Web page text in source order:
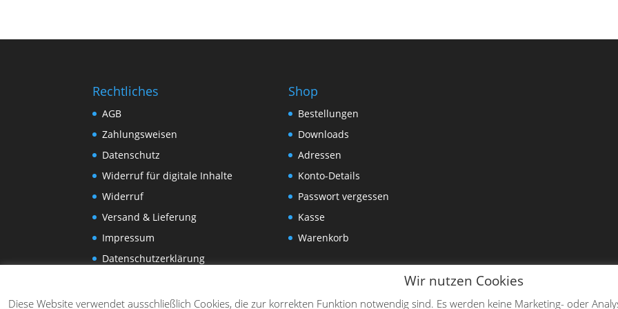
Rechtliches
AGB
Zahlungsweisen
Datenschutz
Widerruf für digitale Inhalte
Widerruf
Versand & Lieferung
Impressum
Datenschutzerklärung
Shop
Bestellungen
Downloads
Adressen
Konto-Details
Passwort vergessen
Kasse
Warenkorb
Wir nutzen Cookies
Diese Website verwendet ausschließlich Cookies, die zur korrekten Funktion notwendig sind. Es werden keine Marketing- oder